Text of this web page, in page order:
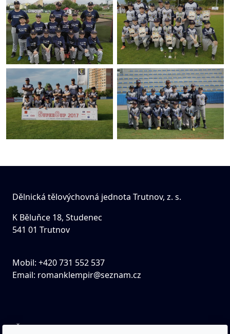
Dělnická tělovýchovná jednota Trutnov, z. s.
K Běluňce 18, Studenec
541 01 Trutnov
Mobil: +420 731 552 537
Email: romanklempir@seznam.cz
IČO: 43463045